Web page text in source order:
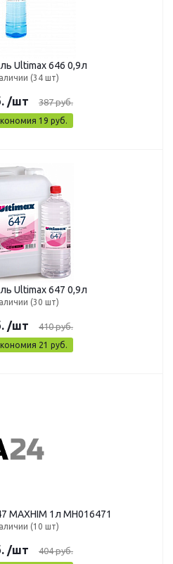
Растворитель Ultimax 646 0,9л
(34 шт)
/шт 387руб.
19 руб.
Растворитель Ultimax 647 0,9л
(30 шт)
/шт 410руб.
21 руб.
MAXHIM 1л MH016471
(10 шт)
/шт 404руб.